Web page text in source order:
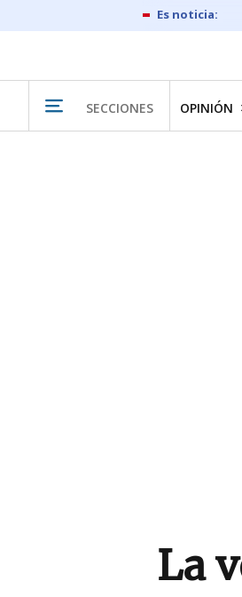
SECCIONES OPINIÓN
La